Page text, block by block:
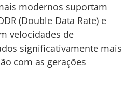
modernos suportam
(Double Data Rate) e
velocidades de
significativamente mais
com as gerações